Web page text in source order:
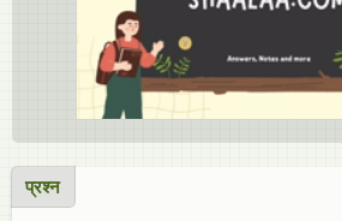
प्रश्न